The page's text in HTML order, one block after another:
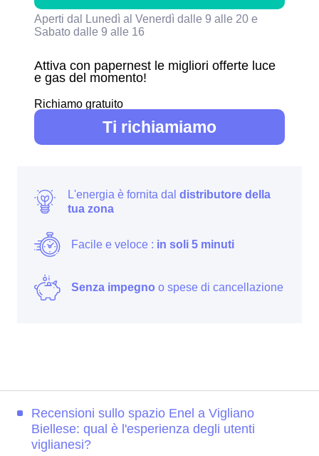
Attiva con papernest le migliori offerte luce
e gas del momento!
Aperti dal Lunedì al Venerdì dalle 9 alle 20 e
Sabato dalle 9 alle 16
Richiamo gratuito
Ti richiamiamo
L'energia è fornita dal distributore della
tua zona
Facile e veloce : in soli 5 minuti
Senza impegno o spese di cancellazione
Recensioni sullo spazio Enel a Vigliano
Biellese: qual è l'esperienza degli utenti
viglianesi?